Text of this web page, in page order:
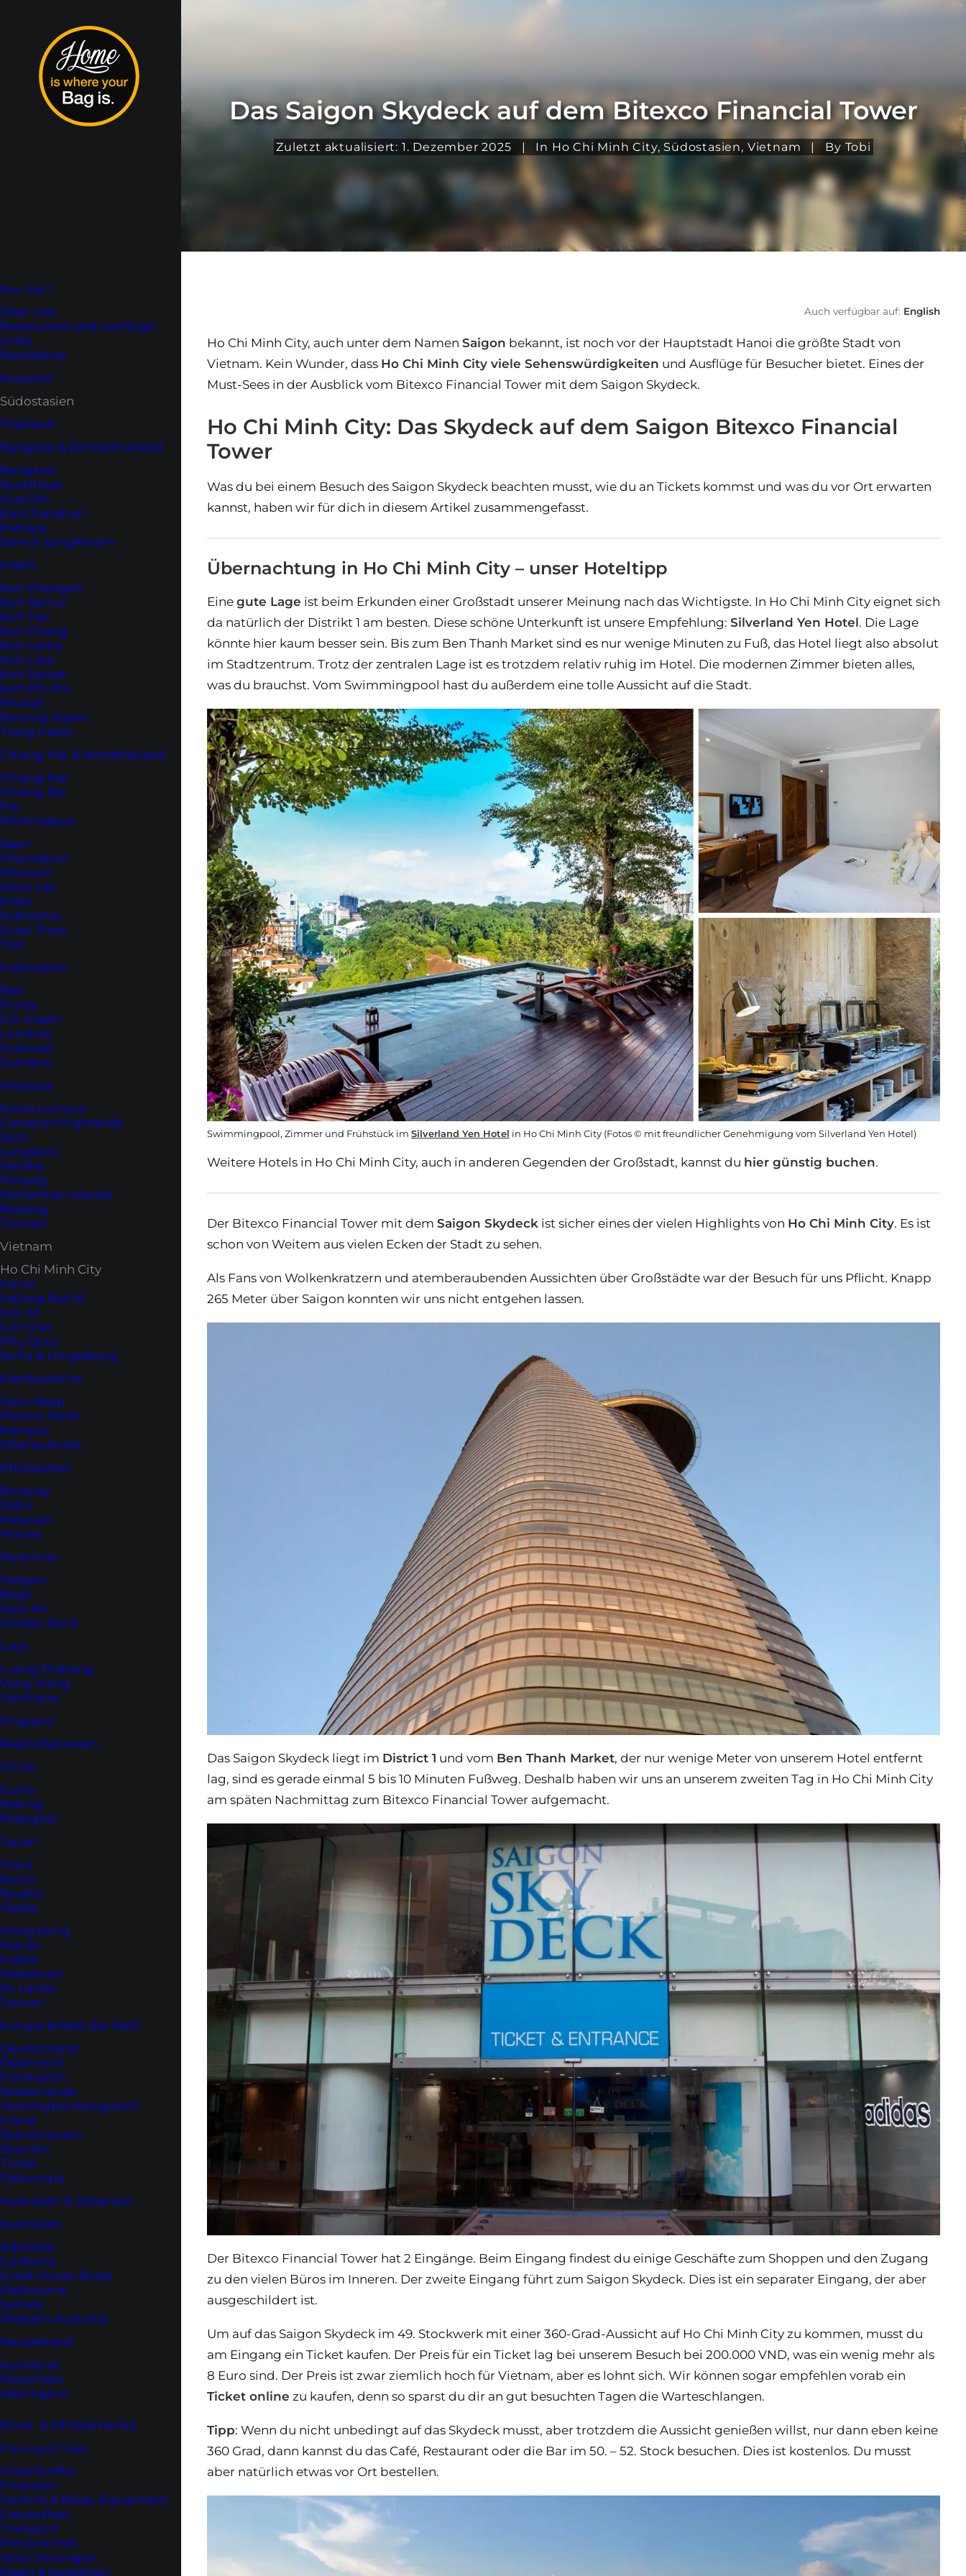
Neu hier?
Über uns
Ressourcen und wichtige
Links
Newsletter
Reiseziele
Südostasien
Thailand
Bangkok & Zentralthailand
Bangkok
Ayutthaya
Hua Hin
Kanchanaburi
Pattaya
Samut Songkhram
Inseln
Koh Phangan
Koh Samui
Koh Tao
Koh Chang
Koh Lanta
Koh Lipe
Koh Samet
Koh Phi Phi
Phuket
Ranong Inseln
Trang Inseln
Chiang Mai & Nordthailand
Chiang Mai
Chiang Rai
Pai
Phetchabun
Isaan
Chantaburi
Khanom
Khao Lak
Krabi
Sukhothai
Surat Thani
Trat
Indonesien
Bali
Flores
Gili-Inseln
Lombok
Sulawesi
Sumatra
Malaysia
Kuala Lumpur
Cameron Highlands
Ipoh
Langkawi
Melaka
Penang
Perhentian Islands
Redang
Tioman
Vietnam
Ho Chi Minh City
Hanoi
Halong Bucht
Hoi An
Con Dao
Phu Quoc
Sa Pa & Umgebung
Kambodscha
Siem Reap
Phnom Penh
Kampot
Sihanoukville
Philippinen
Boracay
Cebu
Palawan
Manila
Myanmar
Yangon
Bago
Hpa-An
Golden Rock
Laos
Luang Prabang
Vang Vieng
Vientiane
Singapur
Restliches Asien
China
Guilin
Peking
Shanghai
Japan
Tokio
Kyoto
Kyushu
Osaka
Hong Kong
Macao
Indien
Malediven
Sri Lanka
Taiwan
Europa & Rest der Welt
Deutschland
Österreich
Frankreich
Niederlande
Vereinigtes Königreich
Irland
Skandinavien
Spanien
Türkei
Osteuropa
Australien & Ozeanien
Australien
Adelaide
Canberra
Great Ocean Road
Melbourne
Sydney
Western Australia
Neuseeland
Auckland
Matamata
Wellington
Nord- & Mittelamerika
Planung & Tipps
Unterkünfte
Finanzen
Technik & Reise-Equipment
Gesundheit
Transport
Persönliches
Versicherungen
Essen & Ausgehen
Das Saigon Skydeck auf dem Bitexco Financial Tower
Zuletzt aktualisiert: 1. Dezember 2025 | In Ho Chi Minh City, Südostasien, Vietnam | By Tobi
Auch verfügbar auf: English
Ho Chi Minh City, auch unter dem Namen Saigon bekannt, ist noch vor der Hauptstadt Hanoi die größte Stadt von
Vietnam. Kein Wunder, dass Ho Chi Minh City viele Sehenswürdigkeiten und Ausflüge für Besucher bietet. Eines der
Must-Sees in der Ausblick vom Bitexco Financial Tower mit dem Saigon Skydeck.
Ho Chi Minh City: Das Skydeck auf dem Saigon Bitexco Financial
Tower
Was du bei einem Besuch des Saigon Skydeck beachten musst, wie du an Tickets kommst und was du vor Ort erwarten
kannst, haben wir für dich in diesem Artikel zusammengefasst.
Übernachtung in Ho Chi Minh City – unser Hoteltipp
Eine gute Lage ist beim Erkunden einer Großstadt unserer Meinung nach das Wichtigste. In Ho Chi Minh City eignet sich
da natürlich der Distrikt 1 am besten. Diese schöne Unterkunft ist unsere Empfehlung: Silverland Yen Hotel. Die Lage
könnte hier kaum besser sein. Bis zum Ben Thanh Market sind es nur wenige Minuten zu Fuß, das Hotel liegt also absolut
im Stadtzentrum. Trotz der zentralen Lage ist es trotzdem relativ ruhig im Hotel. Die modernen Zimmer bieten alles,
was du brauchst. Vom Swimmingpool hast du außerdem eine tolle Aussicht auf die Stadt.
Swimmingpool, Zimmer und Frühstück im Silverland Yen Hotel in Ho Chi Minh City (Fotos © mit freundlicher Genehmigung vom Silverland Yen Hotel)
Weitere Hotels in Ho Chi Minh City, auch in anderen Gegenden der Großstadt, kannst du hier günstig buchen.
Der Bitexco Financial Tower mit dem Saigon Skydeck ist sicher eines der vielen Highlights von Ho Chi Minh City. Es ist
schon von Weitem aus vielen Ecken der Stadt zu sehen.
Als Fans von Wolkenkratzern und atemberaubenden Aussichten über Großstädte war der Besuch für uns Pflicht. Knapp
265 Meter über Saigon konnten wir uns nicht entgehen lassen.
Das Saigon Skydeck liegt im District 1 und vom Ben Thanh Market, der nur wenige Meter von unserem Hotel entfernt
lag, sind es gerade einmal 5 bis 10 Minuten Fußweg. Deshalb haben wir uns an unserem zweiten Tag in Ho Chi Minh City
am späten Nachmittag zum Bitexco Financial Tower aufgemacht.
Der Bitexco Financial Tower hat 2 Eingänge. Beim Eingang findest du einige Geschäfte zum Shoppen und den Zugang
zu den vielen Büros im Inneren. Der zweite Eingang führt zum Saigon Skydeck. Dies ist ein separater Eingang, der aber
ausgeschildert ist.
Um auf das Saigon Skydeck im 49. Stockwerk mit einer 360-Grad-Aussicht auf Ho Chi Minh City zu kommen, musst du
am Eingang ein Ticket kaufen. Der Preis für ein Ticket lag bei unserem Besuch bei 200.000 VND, was ein wenig mehr als
8 Euro sind. Der Preis ist zwar ziemlich hoch für Vietnam, aber es lohnt sich. Wir können sogar empfehlen vorab ein
Ticket online zu kaufen, denn so sparst du dir an gut besuchten Tagen die Warteschlangen.
Tipp: Wenn du nicht unbedingt auf das Skydeck musst, aber trotzdem die Aussicht genießen willst, nur dann eben keine
360 Grad, dann kannst du das Café, Restaurant oder die Bar im 50. – 52. Stock besuchen. Dies ist kostenlos. Du musst
aber natürlich etwas vor Ort bestellen.